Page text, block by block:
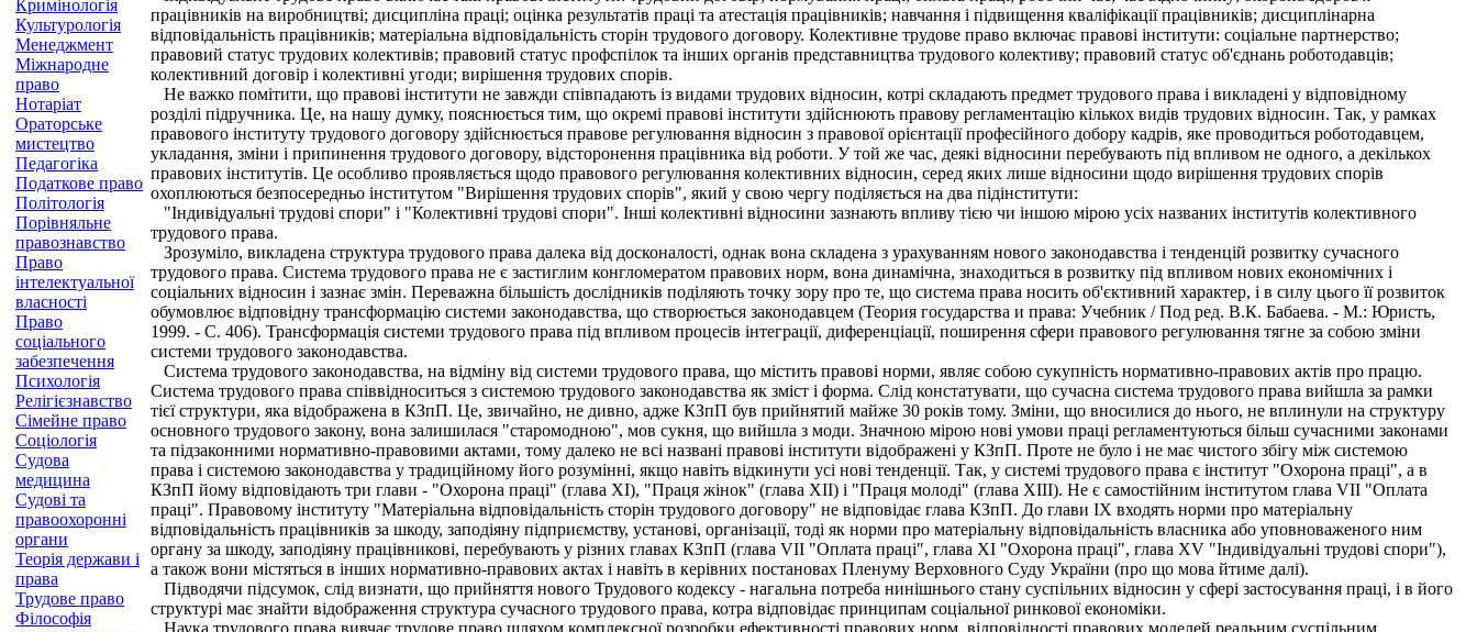
Кримінологія
Культурологія
Менеджмент
Міжнародне
право
Нотаріат
Ораторське
мистецтво
Педагогіка
Податкове право
Політологія
Порівняльне
правознавство
Право
інтелектуальної
власності
Право
соціального
забезпечення
Психологія
Релігієзнавство
Сімейне право
Соціологія
Судова
медицина
Судові та
правоохоронні
органи
Теорія держави і
права
Трудове право
Філософія
працівників на виробництві; дисципліна праці; оцінка результатів праці та атестація працівників; навчання і підвищення кваліфікації працівників; дисциплінарна
відповідальність працівників; матеріальна відповідальність сторін трудового договору. Колективне трудове право включає правові інститути: соціальне партнерство;
правовий статус трудових колективів; правовий статус профспілок та інших органів представництва трудового колективу; правовий статус об'єднань роботодавців;
колективний договір і колективні угоди; вирішення трудових спорів.
Не важко помітити, що правові інститути не завжди співпадають із видами трудових відносин, котрі складають предмет трудового права і викладені у відповідному
розділі підручника. Це, на нашу думку, пояснюється тим, що окремі правові інститути здійснюють правову регламентацію кількох видів трудових відносин. Так, у рамках
правового інституту трудового договору здійснюється правове регулювання відносин з правової орієнтації професійного добору кадрів, яке проводиться роботодавцем,
укладання, зміни і припинення трудового договору, відсторонення працівника від роботи. У той же час, деякі відносини перебувають під впливом не одного, а декількох
правових інститутів. Це особливо проявляється щодо правового регулювання колективних відносин, серед яких лише відносини щодо вирішення трудових спорів
охоплюються безпосередньо інститутом "Вирішення трудових спорів", який у свою чергу поділяється на два підінститути:
"Індивідуальні трудові спори" і "Колективні трудові спори". Інші колективні відносини зазнають впливу тією чи іншою мірою усіх названих інститутів колективного
трудового права.
Зрозуміло, викладена структура трудового права далека від досконалості, однак вона складена з урахуванням нового законодавства і тенденцій розвитку сучасного
трудового права. Система трудового права не є застиглим конгломератом правових норм, вона динамічна, знаходиться в розвитку під впливом нових економічних і
соціальних відносин і зазнає змін. Переважна більшість дослідників поділяють точку зору про те, що система права носить об'єктивний характер, і в силу цього її розвиток
обумовлює відповідну трансформацію системи законодавства, що створюється законодавцем (Теория государства и права: Учебник / Под ред. В.К. Бабаева. - М.: Юристь,
1999. - С. 406). Трансформація системи трудового права під впливом процесів інтеграції, диференціації, поширення сфери правового регулювання тягне за собою зміни
системи трудового законодавства.
Система трудового законодавства, на відміну від системи трудового права, що містить правові норми, являє собою сукупність нормативно-правових актів про працю.
Система трудового права співвідноситься з системою трудового законодавства як зміст і форма. Слід констатувати, що сучасна система трудового права вийшла за рамки
тієї структури, яка відображена в КЗпП. Це, звичайно, не дивно, адже КЗпП був прийнятий майже 30 років тому. Зміни, що вносилися до нього, не вплинули на структуру
основного трудового закону, вона залишилася "старомодною", мов сукня, що вийшла з моди. Значною мірою нові умови праці регламентуються більш сучасними законами
та підзаконними нормативно-правовими актами, тому далеко не всі названі правові інститути відображені у КЗпП. Проте не було і не має чистого збігу між системою
права і системою законодавства у традиційному його розумінні, якщо навіть відкинути усі нові тенденції. Так, у системі трудового права є інститут "Охорона праці", а в
КЗпП йому відповідають три глави - "Охорона праці" (глава XI), "Праця жінок" (глава XII) і "Праця молоді" (глава XIII). Не є самостійним інститутом глава VII "Оплата
праці". Правовому інституту "Матеріальна відповідальність сторін трудового договору" не відповідає глава КЗпП. До глави IX входять норми про матеріальну
відповідальність працівників за шкоду, заподіяну підприємству, установі, організації, тоді як норми про матеріальну відповідальність власника або уповноваженого ним
органу за шкоду, заподіяну працівникові, перебувають у різних главах КЗпП (глава VII "Оплата праці", глава XI "Охорона праці", глава XV "Індивідуальні трудові спори"),
а також вони містяться в інших нормативно-правових актах і навіть в керівних постановах Пленуму Верховного Суду України (про що мова йтиме далі).
Підводячи підсумок, слід визнати, що прийняття нового Трудового кодексу - нагальна потреба нинішнього стану суспільних відносин у сфері застосування праці, і в його
структурі має знайти відображення структура сучасного трудового права, котра відповідає принципам соціальної ринкової економіки.
Наука трудового права вивчає трудове право шляхом комплексної розробки ефективності правових норм, відповідності правових моделей реальним суспільним